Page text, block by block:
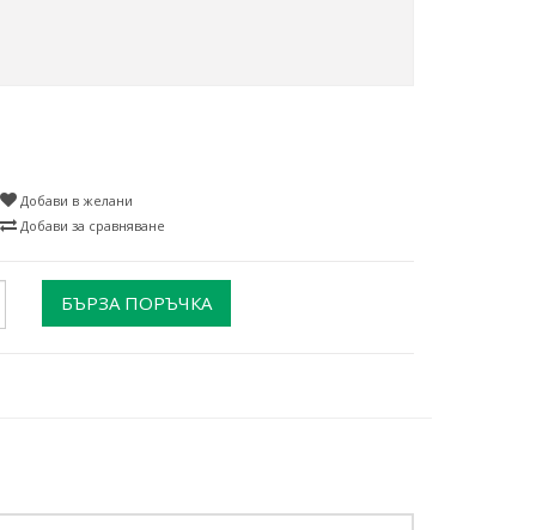
Добави в желани
Добави за сравняване
БЪРЗА ПОРЪЧКА